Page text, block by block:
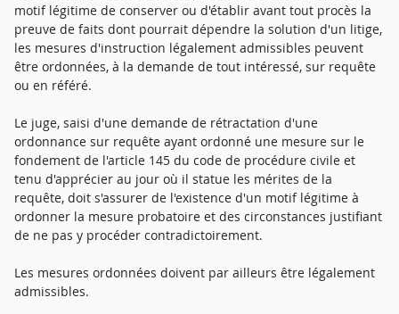
motif légitime de conserver ou d'établir avant tout procès la
preuve de faits dont pourrait dépendre la solution d'un litige,
les mesures d'instruction légalement admissibles peuvent
être ordonnées, à la demande de tout intéressé, sur requête
ou en référé.
Le juge, saisi d'une demande de rétractation d'une
ordonnance sur requête ayant ordonné une mesure sur le
fondement de l'article 145 du code de procédure civile et
tenu d'apprécier au jour où il statue les mérites de la
requête, doit s'assurer de l'existence d'un motif légitime à
ordonner la mesure probatoire et des circonstances justifiant
de ne pas y procéder contradictoirement.
Les mesures ordonnées doivent par ailleurs être légalement
admissibles.